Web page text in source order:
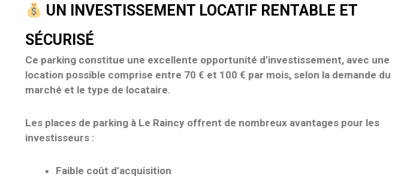
UN INVESTISSEMENT LOCATIF RENTABLE ET
SÉCURISÉ
Ce parking constitue une excellente opportunité d’investissement, avec une
location possible comprise entre 70 € et 100 € par mois, selon la demande du
marché et le type de locataire.
Les places de parking à Le Raincy offrent de nombreux avantages pour les
investisseurs :
Faible coût d’acquisition